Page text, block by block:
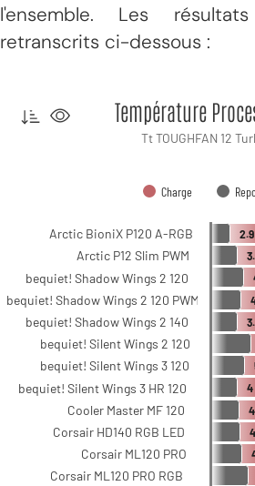
l'ensemble. Les
retranscrits ci-dessous :